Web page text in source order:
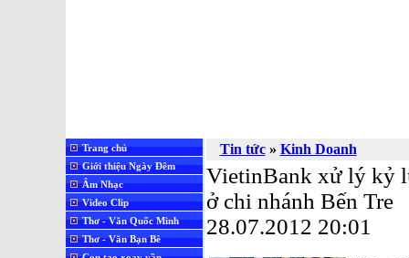
Trang chủ
Giới thiệu Ngày Đêm
Âm Nhạc
Video Clip
Thơ - Văn Quốc Minh
Thơ - Văn Bạn Bè
Tin tức» Kinh Doanh
VietinBank xử lý kỷ
ở chi nhánh Bến Tre
28.07.2012 20:01